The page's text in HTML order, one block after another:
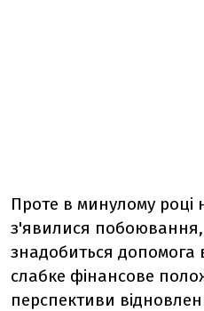
Проте в минулому році
з'явилися побоювання,
знадобиться допомога
слабке фінансове
перспективи